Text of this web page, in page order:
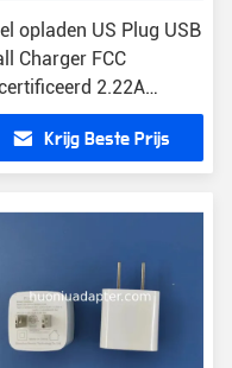
opladen US Plug USB
Charger FCC
2.22A
lichtgewicht
Krijg Beste Prijs